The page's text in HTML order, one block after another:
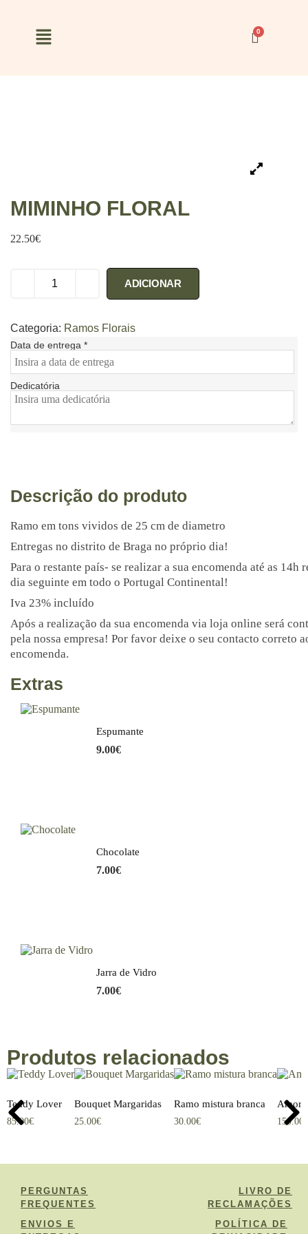
MIMINHO FLORAL
22.50€
ADICIONAR
Categoria: Ramos Florais
Data de entrega *
Dedicatória
Descrição do produto
Ramo em tons vividos de 25 cm de diametro
Entregas no distrito de Braga no próprio dia!
Para o restante país- se realizar a sua encomenda até as 14h
dia seguinte em todo o Portugal Continental!
Iva 23% incluído
Após a realização da sua encomenda via loja online será
pela nossa empresa! Por favor deixe o seu contacto correto
encomenda.
Extras
Espumante
9.00€
Chocolate
7.00€
Jarra de Vidro
7.00€
Produtos relacionados
Teddy Lover
85.00€
Bouquet Margaridas
25.00€
Ramo mistura branca
30.00€
Amor
150.00
PERGUNTAS
FREQUENTES
ENVIOS E
LIVRO DE
RECLAMAÇÕES
POLÍTICA DE